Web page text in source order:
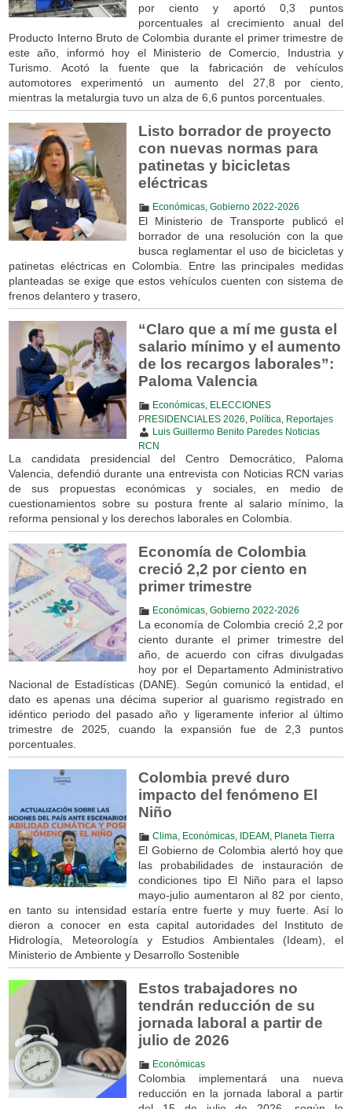
por ciento y aportó 0,3 puntos
porcentuales al crecimiento anual del
Producto Interno Bruto de Colombia durante el primer trimestre de
este año, informó hoy el Ministerio de Comercio, Industria y
Turismo. Acotó la fuente que la fabricación de vehículos
automotores experimentó un aumento del 27,8 por ciento,
mientras la metalurgia tuvo un alza de 6,6 puntos porcentuales.
Listo borrador de proyecto
con nuevas normas para
patinetas y bicicletas
eléctricas
Económicas, Gobierno 2022-2026
El Ministerio de Transporte publicó el
borrador de una resolución con la que
busca reglamentar el uso de bicicletas y
patinetas eléctricas en Colombia. Entre las principales medidas
planteadas se exige que estos vehículos cuenten con sistema de
frenos delantero y trasero,
“Claro que a mí me gusta el
salario mínimo y el aumento
de los recargos laborales”:
Paloma Valencia
Económicas,
ELECCIONES
PRESIDENCIALES 2026
Política
Reportajes
Luis Guillermo Benito Paredes Noticias
RCN
La candidata presidencial del Centro Democrático, Paloma
Valencia, defendió durante una entrevista con Noticias RCN varias
de sus propuestas económicas y sociales, en medio de
cuestionamientos sobre su postura frente al salario mínimo, la
reforma pensional y los derechos laborales en Colombia.
Economía de Colombia
creció 2,2 por ciento en
primer trimestre
Económicas, Gobierno 2022-2026
La economía de Colombia creció 2,2 por
ciento durante el primer trimestre del
año, de acuerdo con cifras divulgadas
hoy por el Departamento Administrativo
Nacional de Estadísticas (DANE). Según comunicó la entidad, el
dato es apenas una décima superior al guarismo registrado en
idéntico periodo del pasado año y ligeramente inferior al último
trimestre de 2025, cuando la expansión fue de 2,3 puntos
porcentuales.
Colombia prevé duro
impacto del fenómeno El
Niño
Clima Económicas, IDEAM Planeta Tierra
El Gobierno de Colombia alertó hoy que
las probabilidades de instauración de
condiciones tipo El Niño para el lapso
mayo-julio aumentaron al 82 por ciento,
en tanto su intensidad estaría entre fuerte y muy fuerte. Así lo
dieron a conocer en esta capital autoridades del Instituto de
Hidrología, Meteorología y Estudios Ambientales (Ideam), el
Ministerio de Ambiente y Desarrollo Sostenible
Estos trabajadores no
tendrán reducción de su
jornada laboral a partir de
julio de 2026
Económicas
Colombia implementará una nueva
reducción en la jornada laboral a partir